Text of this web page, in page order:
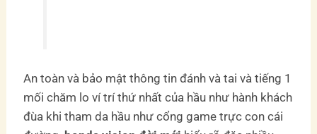
An toàn và bảo mật thông tin đánh và tai và tiếng 1
mối chăm lo ví trí thứ nhất của hầu như hành khách
đùa khi tham da hầu như cổng game trực con cái